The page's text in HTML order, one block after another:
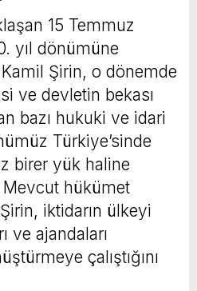
15 Temmuz
yıl dönümüne
Şirin, o dönemde
ve devletin bekası
bazı hukuki ve idari
Türkiye’sinde
birer yük haline
hükümet
iktidarın ülkeyi
ve ajandaları
çalıştığını